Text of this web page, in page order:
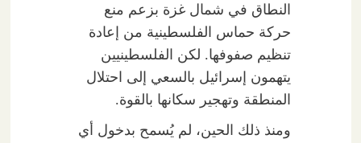
النطاق في شمال غزة بزعم منع
حركة حماس الفلسطينية من إعادة
تنظيم صفوفها. لكن الفلسطينيين
يتهمون إسرائيل بالسعي إلى احتلال
المنطقة وتهجير سكانها بالقوة.
ومنذ ذلك الحين، لم يُسمح بدخول أي